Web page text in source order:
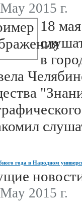
2015 г.
18
в
года в Народном
2015 г.